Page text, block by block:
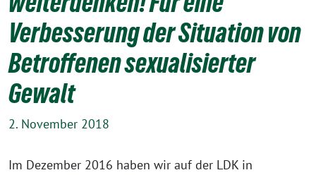
Verbesserung der Situation von
Betroffenen sexualisierter
Gewalt
2. November 2018
Im Dezember 2016 haben wir auf der LDK in